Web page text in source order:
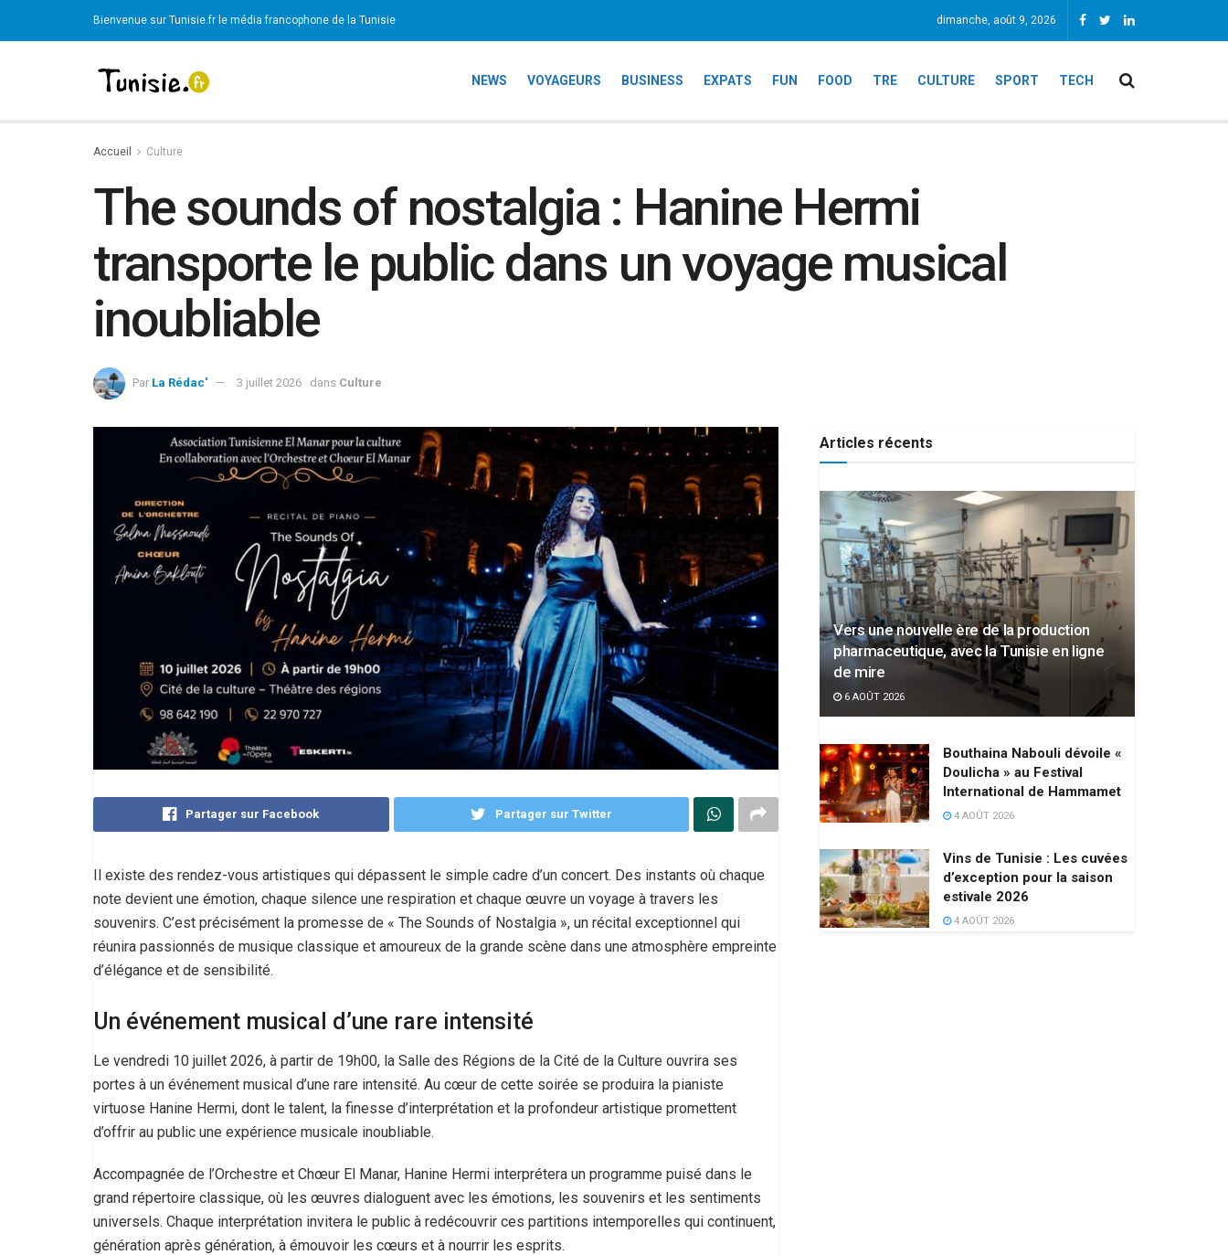
Bienvenue sur Tunisie.fr le média francophone de la Tunisie dimanche, août 9, 2026
NEWS VOYAGEURS BUSINESS EXPATS FUN FOOD TRE CULTURE SPORT TECH
Accueil Culture
The sounds of nostalgia : Hanine Hermi
transporte le public dans un voyage musical
inoubliable
Par La Rédac' 3 juillet 2026 dans Culture
Partager sur Facebook Partager sur Twitter
Il existe des rendez-vous artistiques qui dépassent le simple cadre d’un concert. Des instants où chaque
note devient une émotion, chaque silence une respiration et chaque œuvre un voyage à travers les
souvenirs. C’est précisément la promesse de « The Sounds of Nostalgia », un récital exceptionnel qui
réunira passionnés de musique classique et amoureux de la grande scène dans une atmosphère empreinte
d’élégance et de sensibilité.
Un événement musical d’une rare intensité
Le vendredi 10 juillet 2026, à partir de 19h00, la Salle des Régions de la Cité de la Culture ouvrira ses
portes à un événement musical d’une rare intensité. Au cœur de cette soirée se produira la pianiste
virtuose Hanine Hermi, dont le talent, la finesse d’interprétation et la profondeur artistique promettent
d’offrir au public une expérience musicale inoubliable.
Accompagnée de l’Orchestre et Chœur El Manar, Hanine Hermi interprétera un programme puisé dans le
grand répertoire classique, où les œuvres dialoguent avec les émotions, les souvenirs et les sentiments
universels. Chaque interprétation invitera le public à redécouvrir ces partitions intemporelles qui continuent,
génération après génération, à émouvoir les cœurs et à nourrir les esprits.
Articles récents
Vers une nouvelle ère de la production
pharmaceutique, avec la Tunisie en ligne
de mire
6 AOÛT 2026
Bouthaina Nabouli dévoile «
Doulicha » au Festival
International de Hammamet
4 AOÛT 2026
Vins de Tunisie : Les cuvées
d’exception pour la saison
estivale 2026
4 AOÛT 2026